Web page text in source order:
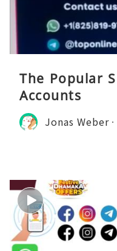
The Popular
Accounts
Jonas Weber